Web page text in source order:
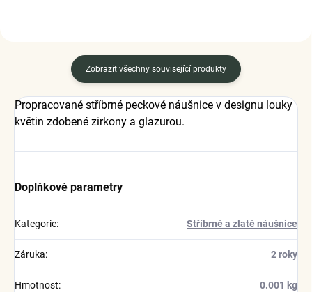
Zobrazit všechny související produkty
Propracované stříbrné peckové náušnice v designu louky
květin zdobené zirkony a glazurou.
Doplňkové parametry
Kategorie: Stříbrné a zlaté náušnice
Záruka: 2 roky
Hmotnost: 0.001 kg